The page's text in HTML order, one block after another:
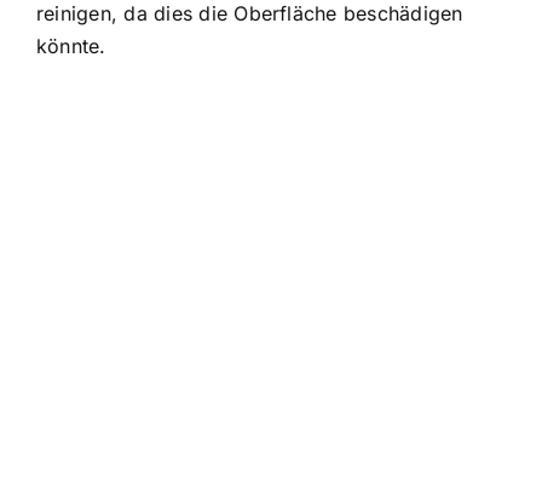
reinigen, da dies die Oberfläche beschädigen
könnte.